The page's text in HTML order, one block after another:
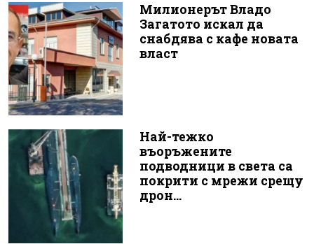
Милионерът Владо
Загатото искал да
снабдява с кафе новата
власт
Най-тежко
въоръжените
подводници в света са
покрити с мрежи срещу
дрон...